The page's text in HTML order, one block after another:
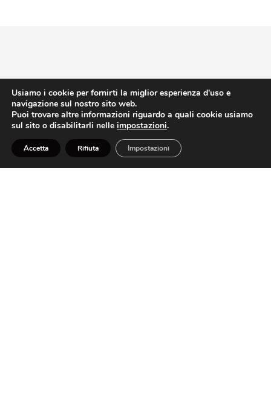
Composizioni
Declinazioni di stile
Usiamo i cookie per fornirti la miglior esperienza d'uso e
navigazione sul nostro sito web.
Puoi trovare altre informazioni riguardo a quali cookie usiamo
sul sito o disabilitarli nelle impostazioni.
Accetta Rifiuta Impostazioni